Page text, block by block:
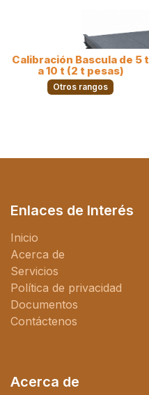
Calibración Bascula de 5 t
a 10 t (2 t pesas)
Otros rangos
Enlaces de Interés
Inicio
Acerca de
Servicios
Política de privacidad
Documentos
Contáctenos
Acerca de